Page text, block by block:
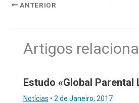
ANTERIOR
Artigos
Estudo «Global Parental
Notícias • 2 de Janeiro, 2017